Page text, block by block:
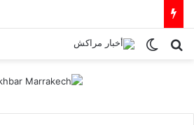
بحث عنالوضع المظلم